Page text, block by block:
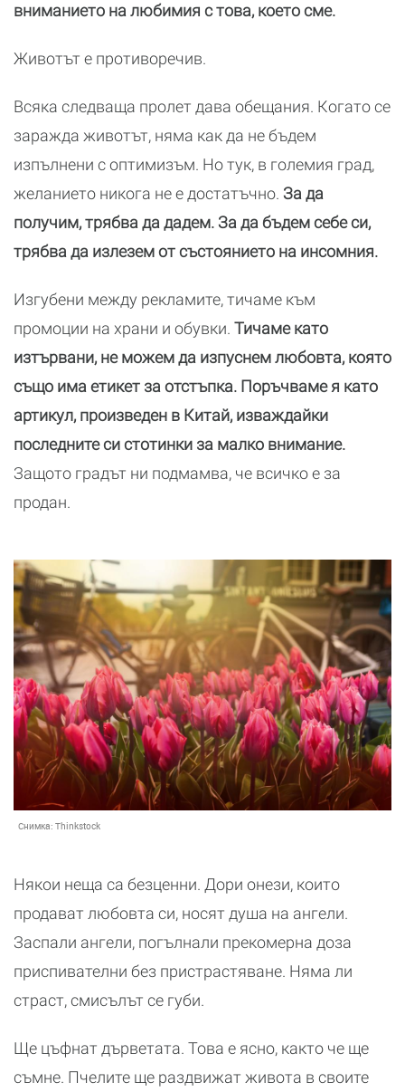
вниманието на любимия с това, което сме.
Животът е противоречив.
Всяка следваща пролет дава обещания. Когато се
заражда животът, няма как да не бъдем
изпълнени с оптимизъм. Но тук, в големия град,
желанието никога не е достатъчно. За да
получим, трябва да дадем. За да бъдем себе си,
трябва да излезем от състоянието на инсомния.
Изгубени между рекламите, тичаме към
промоции на храни и обувки. Тичаме като
изтървани, не можем да изпуснем любовта, която
също има етикет за отстъпка. Поръчваме я като
артикул, произведен в Китай, изваждайки
последните си стотинки за малко внимание.
Защото градът ни подмамва, че всичко е за
продан.
Снимка: Thinkstock
Някои неща са безценни. Дори онези, които
продават любовта си, носят душа на ангели.
Заспали ангели, погълнали прекомерна доза
приспивателни без пристрастяване. Няма ли
страст, смисълът се губи.
Ще цъфнат дърветата. Това е ясно, както че ще
съмне. Пчелите ще раздвижат живота в своите